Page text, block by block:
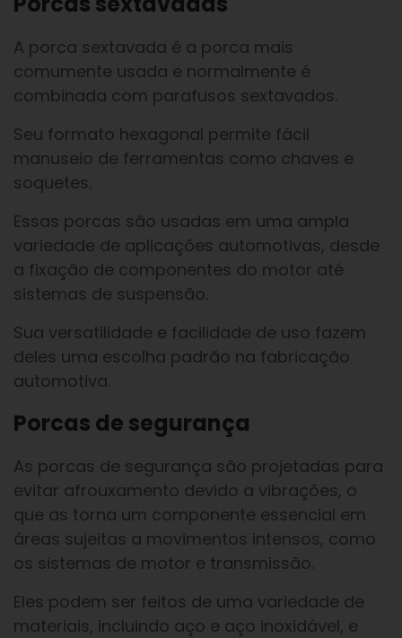
A porca sextavada é a porca mais
comumente usada e normalmente é
combinada com parafusos sextavados.
Seu formato hexagonal permite fácil
manuseio de ferramentas como chaves e
soquetes.
Essas porcas são usadas em uma ampla
variedade de aplicações automotivas, desde
a fixação de componentes do motor até
sistemas de suspensão.
Sua versatilidade e facilidade de uso fazem
deles uma escolha padrão na fabricação
automotiva.
Porcas de segurança
As porcas de segurança são projetadas para
evitar afrouxamento devido a vibrações, o
que as torna um componente essencial em
áreas sujeitas a movimentos intensos, como
os sistemas de motor e transmissão.
Eles podem ser feitos de uma variedade de
materiais, incluindo aço e aço inoxidável, e